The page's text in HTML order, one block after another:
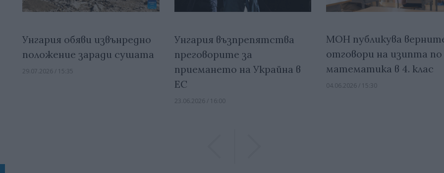
Унгария обяви извънредно
положение заради сушата
29.07.2026 / 15:35
Унгария възпрепятства
преговорите за
приемането на Украйна в
ЕС
23.06.2026 / 16:00
МОН публикува
отговори на изипта по
математика в 4. клас
04.06.2026 / 15:30